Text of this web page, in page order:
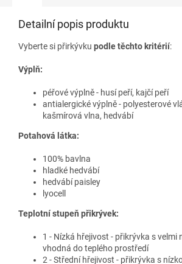
Detailní popis produktu
Vyberte si přirkývku podle těchto kritérií:
Výplň:
péřové výplně - husí peří, kajčí peří
antialergické výplně - polyesterové
kašmírová vlna, hedvábí
Potahová látka:
100% bavlna
hladké hedvábí
hedvábí paisley
lyocell
Teplotní stupeň přikrývek:
1 - Nízká hřejivost - přikrývka s velmi
vhodná do teplého prostředí
2 - Střední hřejivost - přikrývka s